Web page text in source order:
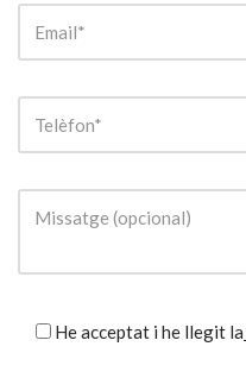
He acceptat i he llegit la